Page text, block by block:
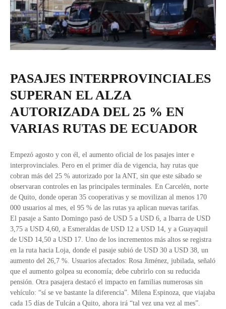
PASAJES INTERPROVINCIALES
SUPERAN EL ALZA
AUTORIZADA DEL 25 % EN
VARIAS RUTAS DE ECUADOR
Empezó agosto y con él, el aumento oficial de los pasajes inter e
interprovinciales. Pero en el primer día de vigencia, hay rutas que
cobran más del 25 % autorizado por la ANT, sin que este sábado se
observaran controles en las principales terminales. En Carcelén, norte
de Quito, donde operan 35 cooperativas y se movilizan al menos 170
000 usuarios al mes, el 95 % de las rutas ya aplican nuevas tarifas.
El pasaje a Santo Domingo pasó de USD 5 a USD 6, a Ibarra de USD
3,75 a USD 4,60, a Esmeraldas de USD 12 a USD 14, y a Guayaquil
de USD 14,50 a USD 17. Uno de los incrementos más altos se registra
en la ruta hacia Loja, donde el pasaje subió de USD 30 a USD 38, un
aumento del 26,7 %. Usuarios afectados: Rosa Jiménez, jubilada, señaló
que el aumento golpea su economía; debe cubrirlo con su reducida
pensión. Otra pasajera destacó el impacto en familias numerosas sin
vehículo: “sí se ve bastante la diferencia”. Milena Espinoza, que viajaba
cada 15 días de Tulcán a Quito, ahora irá “tal vez una vez al mes”.